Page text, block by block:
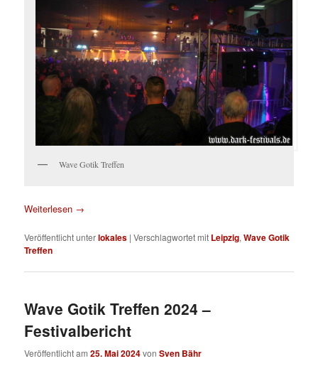
Wave Gotik Treffen
Weiterlesen →
Veröffentlicht unterlokales |Verschlagwortet mit Leipzig,Wave Gotik
Treffen
Wave Gotik Treffen 2024 –
Festivalbericht
Veröffentlicht am25. Mai 2024vonSven Bähr